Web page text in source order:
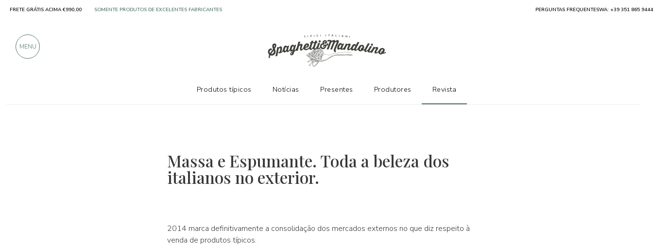
Massa e Espumante. Toda a beleza dos
italianos no exterior.
2014 marca definitivamente a consolidação dos mercados externos no que diz respeito à
venda de produtos típicos.
FRETE GRÁTIS ACIMA €990,00 SOMENTE PRODUTOS DE EXCELENTES FABRICANTES PERGUNTAS FREQUENTESWA: +39 351 865 9444
MENU
Produtos típicos Notícias Presentes Produtores Revista